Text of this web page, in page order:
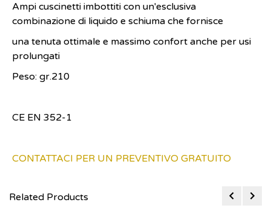
Ampi cuscinetti imbottiti con un'esclusiva
combinazione di liquido e schiuma che fornisce
una tenuta ottimale e massimo confort anche per usi
prolungati
Peso: gr.210
CE EN 352-1
CONTATTACI PER UN PREVENTIVO GRATUITO
Related Products